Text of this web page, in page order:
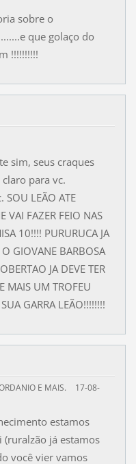
sobre o
que golaço do
!!!!!!!!!!
sim, seus craques
para vc.
LEÃO ATE
VAI FAZER FEIO NAS
10!!!! PURURUCA JA
GIOVANE BARBOSA
JA DEVE TER
MAIS UM TROFEU
GARRA LEÃO!!!!!!!!
E MAIS.
17-08-
estamos
já estamos
você vier vamos